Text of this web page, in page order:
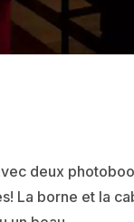
deux
La borne et la